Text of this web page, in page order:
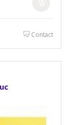
Contact